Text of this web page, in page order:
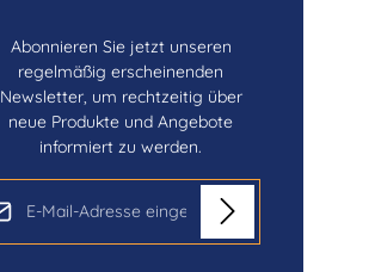
Abonnieren Sie jetzt unseren
regelmäßig erscheinenden
Newsletter, um rechtzeitig über
neue Produkte und Angebote
informiert zu werden.
E-Mail-Adresse*